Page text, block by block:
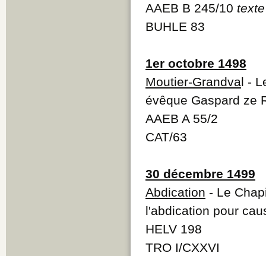
AAEB B 245/10 texte
BUHLE 83
1er octobre 1498
Moutier-Grandval -
évêque Gaspard ze
AAEB A 55/2
CAT/63
30 décembre 1499
Abdication - Le
l'abdication pour
HELV 198
TRO I/CXXVI